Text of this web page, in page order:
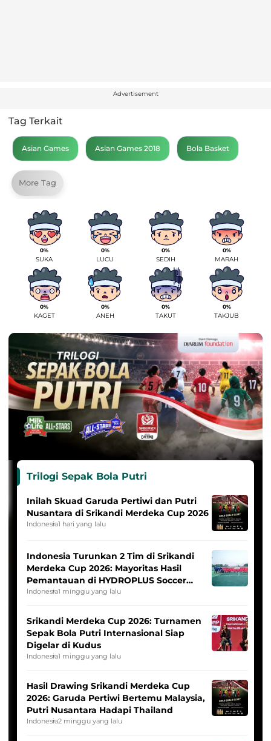
Advertisement
Tag Terkait
Asian Games Asian Games 2018 Bola Basket
More Tag
0%
SUKA
0%
LUCU
0%
SEDIH
0%
MARAH
0%
KAGET
0%
ANEH
0%
TAKUT
0%
TAKJUB
Trilogi Sepak Bola Putri
Inilah Skuad Garuda Pertiwi dan Putri
Nusantara di Srikandi Merdeka Cup 2026
Indonesia1 hari yang lalu
Indonesia Turunkan 2 Tim di Srikandi
Merdeka Cup 2026: Mayoritas Hasil
Pemantauan di HYDROPLUS Soccer
League
Indonesia1 minggu yang lalu
Srikandi Merdeka Cup 2026: Turnamen
Sepak Bola Putri Internasional Siap
Digelar di Kudus
Indonesia1 minggu yang lalu
Hasil Drawing Srikandi Merdeka Cup
2026: Garuda Pertiwi Bertemu Malaysia,
Putri Nusantara Hadapi Thailand
Indonesia2 minggu yang lalu